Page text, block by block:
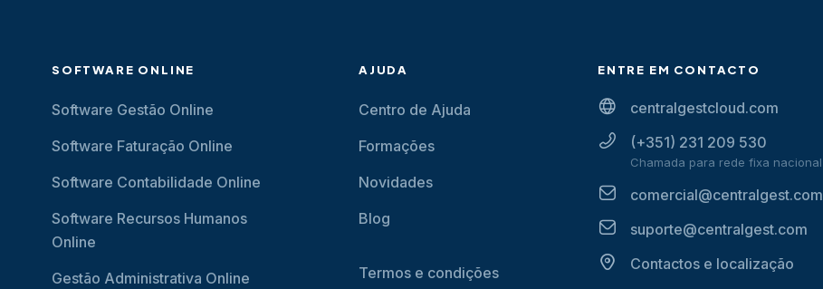
SOFTWARE ONLINE
Software Gestão Online
Software Faturação Online
Software Contabilidade Online
Software Recursos Humanos
Online
Gestão Administrativa Online
AJUDA
Centro de Ajuda
Formações
Novidades
Blog
Termos e condições
ENTRE EM CONTACTO
centralgestcloud.com
(+351) 231 209 530
Chamada para rede fixa nacional
comercial@centralgest.com
suporte@centralgest.com
Contactos e localização